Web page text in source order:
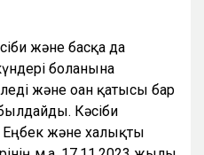
және басқа да
болғанына
және оған қатысы бар
Кәсіби
Еңбек және халықты